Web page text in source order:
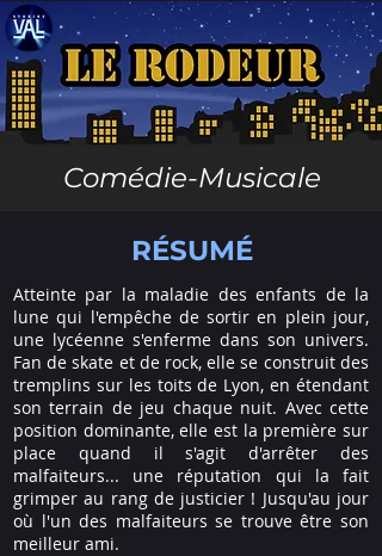
Comédie-Musicale
RÉSUMÉ
Atteinte par la maladie des enfants de la
lune qui l'empêche de sortir en plein jour,
une lycéenne s'enferme dans son univers.
Fan de skate et de rock, elle se construit des
tremplins sur les toits de Lyon, en étendant
son terrain de jeu chaque nuit. Avec cette
position dominante, elle est la première sur
place quand il s'agit d'arrêter des
malfaiteurs... une réputation qui la fait
grimper au rang de justicier ! Jusqu'au jour
où l'un des malfaiteurs se trouve être son
meilleur ami.